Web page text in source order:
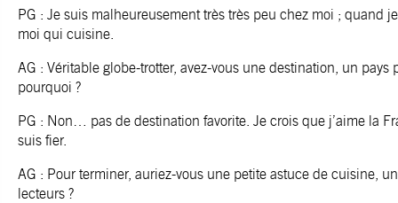
PG : Je suis malheureusement très très peu chez moi ; quand
moi qui cuisine.
AG : Véritable globe-trotter, avez-vous une destination, un pays
pourquoi ?
PG : Non… pas de destination favorite. Je crois que j’aime la
suis fier.
AG : Pour terminer, auriez-vous une petite astuce de cuisine,
lecteurs ?